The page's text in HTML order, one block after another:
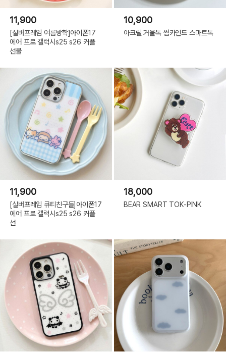
11,900
[실버프레임 여름방학]아이폰17
에어 프로 갤럭시s25 s26 커플
선물
10,900
아크릴 거울톡 썸카인드 스마트톡
11,900
[실버프레임 큐티친구들]아이폰17
에어 프로 갤럭시s25 s26 커플
선
18,000
BEAR SMART TOK-PINK